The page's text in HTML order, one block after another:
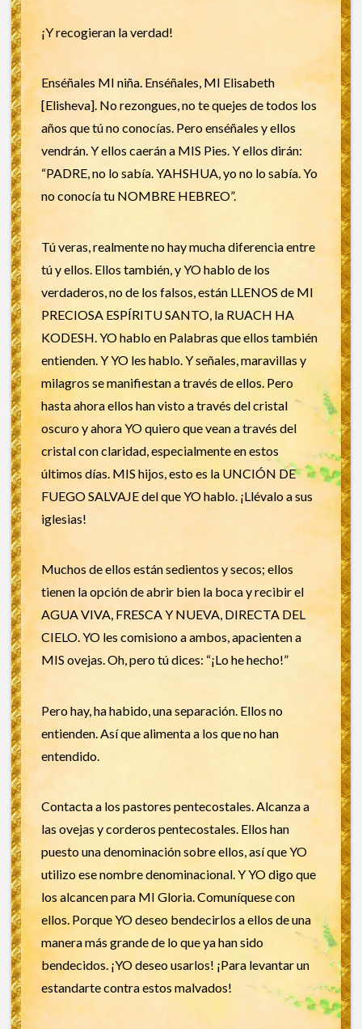
¡Y recogieran la verdad!
Enséñales MI niña. Enséñales, MI Elisabeth
[Elisheva]. No rezongues, no te quejes de todos los
años que tú no conocías. Pero enséñales y ellos
vendrán. Y ellos caerán a MIS Pies. Y ellos dirán:
“PADRE, no lo sabía. YAHSHUA, yo no lo sabía. Yo
no conocía tu NOMBRE HEBREO”.
Tú veras, realmente no hay mucha diferencia entre
tú y ellos. Ellos también, y YO hablo de los
verdaderos, no de los falsos, están LLENOS de MI
PRECIOSA ESPÍRITU SANTO, la RUACH HA
KODESH. YO hablo en Palabras que ellos también
entienden. Y YO les hablo. Y señales, maravillas y
milagros se manifiestan a través de ellos. Pero
hasta ahora ellos han visto a través del cristal
oscuro y ahora YO quiero que vean a través del
cristal con claridad, especialmente en estos
últimos días. MIS hijos, esto es la UNCIÓN DE
FUEGO SALVAJE del que YO hablo. ¡Llévalo a sus
iglesias!
Muchos de ellos están sedientos y secos; ellos
tienen la opción de abrir bien la boca y recibir el
AGUA VIVA, FRESCA Y NUEVA, DIRECTA DEL
CIELO. YO les comisiono a ambos, apacienten a
MIS ovejas. Oh, pero tú dices: “¡Lo he hecho!”
Pero hay, ha habido, una separación. Ellos no
entienden. Así que alimenta a los que no han
entendido.
Contacta a los pastores pentecostales. Alcanza a
las ovejas y corderos pentecostales. Ellos han
puesto una denominación sobre ellos, así que YO
utilizo ese nombre denominacional. Y YO digo que
los alcancen para MI Gloria. Comuníquese con
ellos. Porque YO deseo bendecirlos a ellos de una
manera más grande de lo que ya han sido
bendecidos. ¡YO deseo usarlos! ¡Para levantar un
estandarte contra estos malvados!